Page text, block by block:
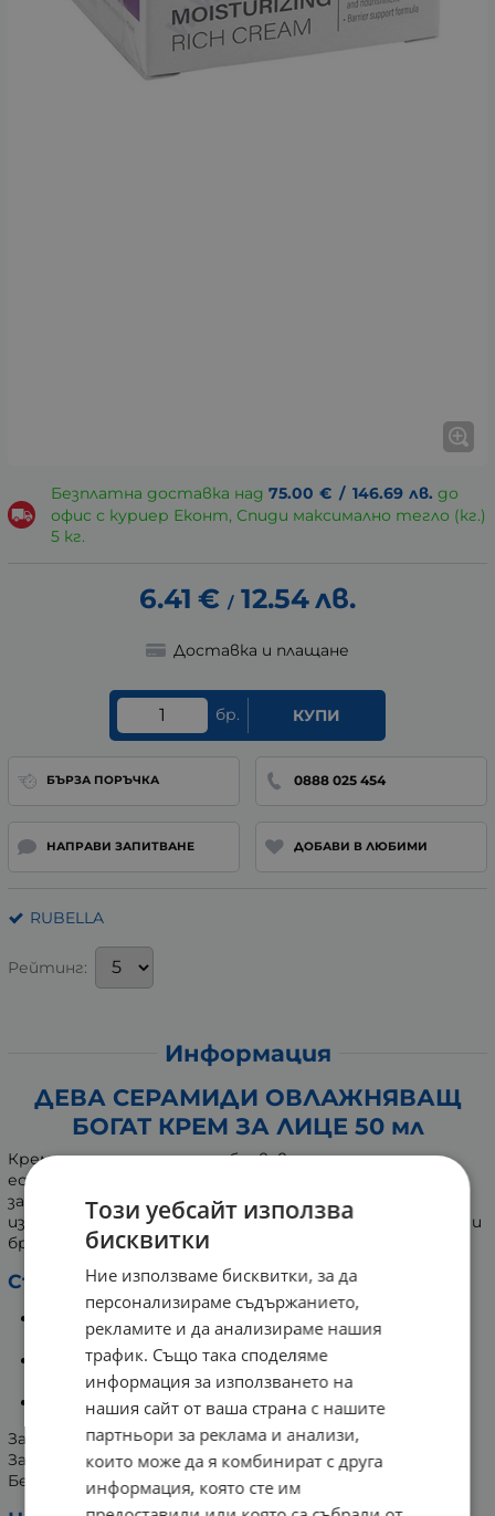
Безплатна доставка над 75.00 € / 146.69 лв. до
офис с куриер Еконт, Спиди максимално тегло (кг.)
5 кг.
6.41 € / 12.54лв.
Доставка и плащане
бр. КУПИ
БЪРЗА ПОРЪЧКА 0888 025 454
НАПРАВИ ЗАПИТВАНЕ ДОБАВИ В ЛЮБИМИ
RUBELLA
Рейтинг:
Информация
ДЕВА СЕРАМИДИ ОВЛАЖНЯВАЩ
БОГАТ КРЕМ ЗА ЛИЦЕ 50 мл
Крем за лице, подпомага обновяването на
естествената бариера на кожата и я предпазва от
загуба на влага и външни влияния. Хидратира и
изглажда кожата, за да намали появата на фини линии и
бръчки. Помага за подхранване и защита на кожата.
Съставки и тяхното действие:
Комплекс от серамиди - подхранва и укрепва
кожната бариера.
Хиалуронова киселина - възстановява обема на
кожата.
Сквалан - дълбоко подхранва.
За дневна и нощна грижа.
За всеки тип кожа.
Без аромат.
Този уебсайт използва
бисквитки
Ние използваме бисквитки, за да
персонализираме съдържанието,
рекламите и да анализираме нашия
трафик. Също така споделяме
информация за използването на
нашия сайт от ваша страна с нашите
партньори за реклама и анализи,
които може да я комбинират с друга
информация, която сте им